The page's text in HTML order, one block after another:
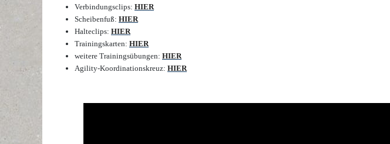
Verbindungsclips: HIER
Scheibenfuß: HIER
Halteclips: HIER
Trainingskarten: HIER
weitere Trainingsübungen: HIER
Agility-Koordinationskreuz: HIER